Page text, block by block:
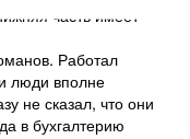
часть имеет
Работал
люди вполне
не сказал, что они
в бухгалтерию